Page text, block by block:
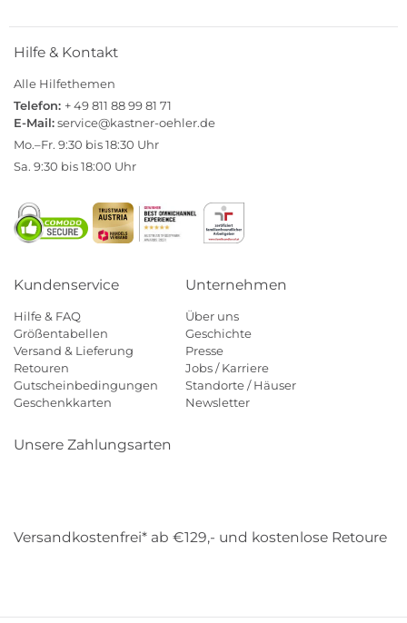
Hilfe & Kontakt
Alle Hilfethemen
Telefon: + 49 811 88 99 81 71
E-Mail:service@kastner-oehler.de
Mo.–Fr. 9:30 bis 18:30 Uhr
Sa. 9:30 bis 18:00 Uhr
Kundenservice
Hilfe & FAQ
Größentabellen
Versand & Lieferung
Retouren
Gutscheinbedingungen
Geschenkkarten
Unternehmen
Über uns
Geschichte
Presse
Jobs / Karriere
Standorte / Häuser
Newsletter
Unsere Zahlungsarten
Versandkostenfrei* ab €129,- und kostenlose Retoure